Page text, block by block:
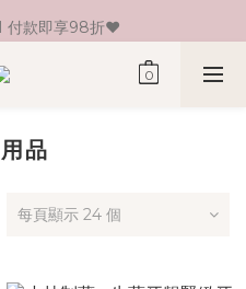
HK$30 現金卷♥
付款即享98折♥
或以上即免運費♥
品
每頁顯示 24 個